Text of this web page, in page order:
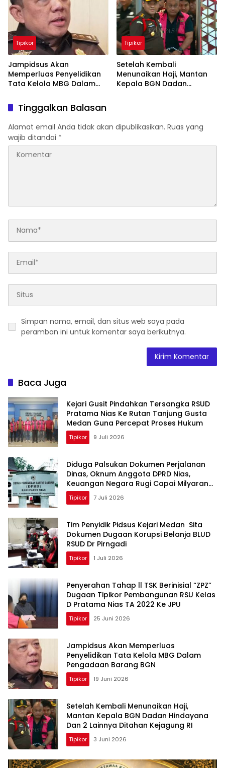
Tipikor
Jampidsus Akan
Memperluas Penyelidikan
Tata Kelola MBG Dalam
Tipikor
Setelah Kembali
Menunaikan Haji, Mantan
Kepala BGN Dadan
Tinggalkan Balasan
Alamat email Anda tidak akan dipublikasikan. Ruas yang
wajib ditandai *
Simpan nama, email, dan situs web saya pada
peramban ini untuk komentar saya berikutnya.
Baca Juga
Kejari Gusit Pindahkan Tersangka RSUD
Pratama Nias Ke Rutan Tanjung Gusta
Medan Guna Percepat Proses Hukum
Tipikor 9 Juli 2026
Diduga Palsukan Dokumen Perjalanan
Dinas, Oknum Anggota DPRD Nias,
Keuangan Negara Rugi Capai Milyaran
Rupiah
Tipikor 7 Juli 2026
Tim Penyidik Pidsus Kejari Medan Sita
Dokumen Dugaan Korupsi Belanja BLUD
RSUD Dr Pirngadi
Tipikor 1 Juli 2026
Penyerahan Tahap ll TSK Berinisial “ZPZ”
Dugaan Tipikor Pembangunan RSU Kelas
D Pratama Nias TA 2022 Ke JPU
Tipikor 25 Juni 2026
Jampidsus Akan Memperluas
Penyelidikan Tata Kelola MBG Dalam
Pengadaan Barang BGN
Tipikor 19 Juni 2026
Setelah Kembali Menunaikan Haji,
Mantan Kepala BGN Dadan Hindayana
Dan 2 Lainnya Ditahan Kejagung RI
Tipikor 3 Juni 2026